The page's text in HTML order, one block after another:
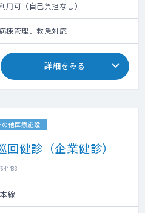
用可（自己負担なし）
棟管理、救急対応
詳細をみる
の他医療施設
健診（企業健診）
線